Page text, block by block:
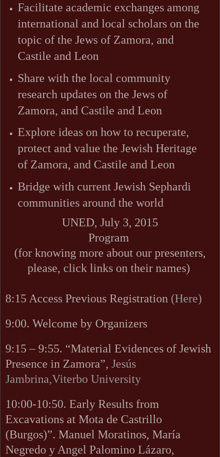
Facilitate academic exchanges among
international and local scholars on the
topic of the Jews of Zamora, and
Castile and Leon
Share with the local community
research updates on the Jews of
Zamora, and Castile and Leon
Explore ideas on how to recuperate,
protect and value the Jewish Heritage
of Zamora, and Castile and Leon
Bridge with current Jewish Sephardi
communities around the world
UNED, July 3, 2015
Program
(for knowing more about our presenters,
please, click links on their names)
8:15 Access Previous Registration (Here)
9:00. Welcome by Organizers
9:15 – 9:55. “Material Evidences of Jewish
Presence in Zamora”, Jesús
Jambrina,Viterbo University
10:00-10:50. Early Results from
Excavations at Mota de Castrillo
(Burgos)”. Manuel Moratinos, María
Negredo y Angel Palomino Lázaro,